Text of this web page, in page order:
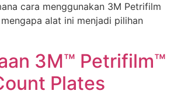
cara menggunakan 3M Petrifilm
alat ini menjadi pilihan
3M™ Petrifilm™
Plates